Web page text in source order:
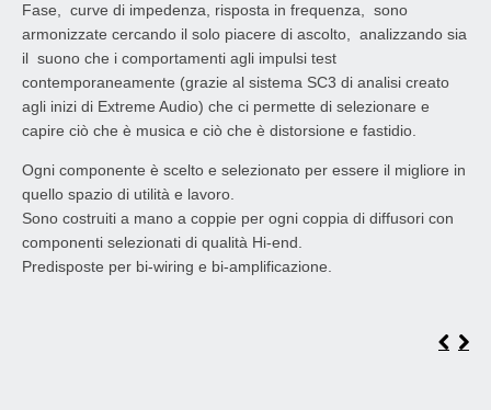
Fase, curve di impedenza, risposta in frequenza, sono
armonizzate cercando il solo piacere di ascolto, analizzando sia
il suono che i comportamenti agli impulsi test
contemporaneamente (grazie al sistema SC3 di analisi creato
agli inizi di Extreme Audio) che ci permette di selezionare e
capire ciò che è musica e ciò che è distorsione e fastidio.
Ogni componente è scelto e selezionato per essere il migliore in
quello spazio di utilità e lavoro.
Sono costruiti a mano a coppie per ogni coppia di diffusori con
componenti selezionati di qualità Hi-end.
Predisposte per bi-wiring e bi-amplificazione.